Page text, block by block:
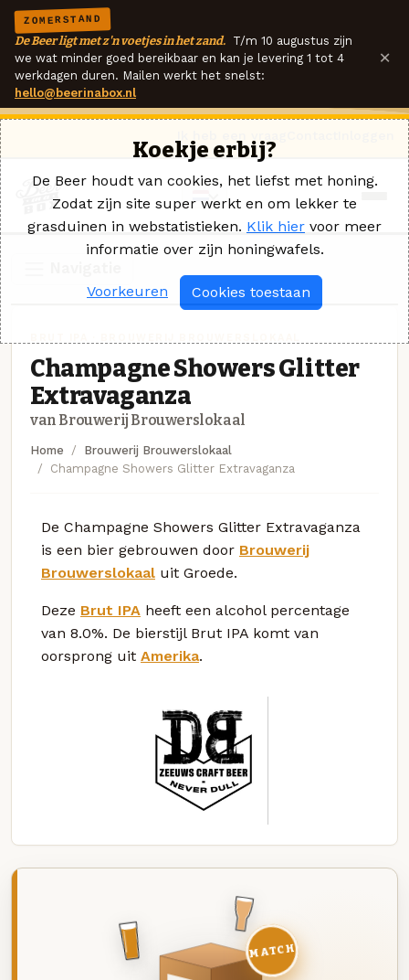
ZOMERSTAND
De Beer ligt met z'n voetjes in het zand. T/m 10 augustus zijn
we wat minder goed bereikbaar en kan je levering 1 tot 4
werkdagen duren. Mailen werkt het snelst:
hello@beerinabox.nl
×
Champagne Showers Glitter
Extravaganza
van Brouwerij Brouwerslokaal
Home
Brouwerij Brouwerslokaal
Champagne Showers Glitter Extravaganza
De Champagne Showers Glitter Extravaganza
is een bier gebrouwen door Brouwerij
Brouwerslokaal uit Groede.
Deze Brut IPA heeft een alcohol percentage
van 8.0%. De bierstijl Brut IPA komt van
oorsprong uit Amerika.
MATCH
Koekje erbij?
De Beer houdt van cookies, het liefst met honing.
Zodat zijn site super werkt en om lekker te
grasduinen in webstatistieken. Klik hier voor meer
informatie over zijn honingwafels.
Voorkeuren Cookies toestaan